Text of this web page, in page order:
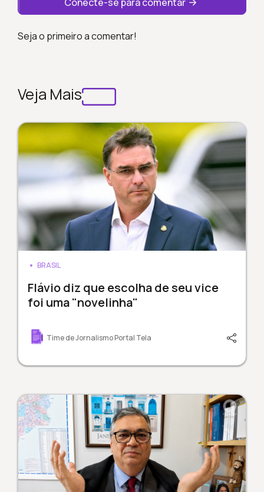
Seja o primeiro a comentar!
Veja Mais
BRASIL
Flávio diz que escolha de seu vice
foi uma "novelinha"
Time de Jornalismo Portal Tela